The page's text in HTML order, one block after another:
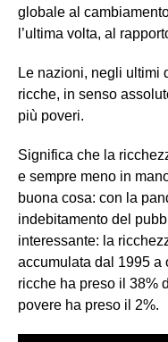
globale al
l’ultima volta, al
Le nazioni, negli ultimi
ricche, in senso
più poveri.
Significa che la
e sempre meno in
buona cosa: con la
indebitamento del
interessante: la
accumulata dal 1995 a
ricche ha preso il 38%
povere ha preso il 2%.